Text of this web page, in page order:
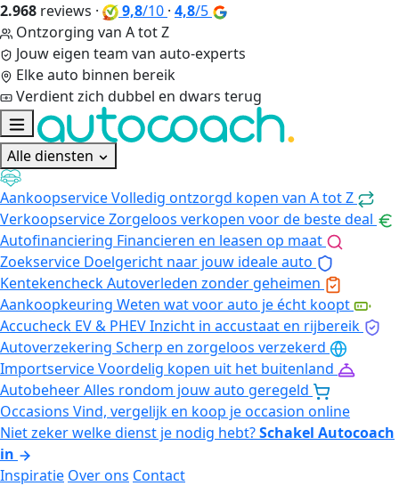
2.968 reviews · 9,8/10 · 4,8/5
Ontzorging van A tot Z
Jouw eigen team van auto-experts
Elke auto binnen bereik
Verdient zich dubbel en dwars terug
Alle diensten
AankoopserviceVolledig ontzorgd kopen van A tot Z
VerkoopserviceZorgeloos verkopen voor de beste deal
Autofinanciering Financieren en leasen op maat
Zoekservice Doelgericht naar jouw ideale auto
KentekencheckAutoverleden zonder geheimen
Aankoopkeuring Weten wat voor auto je écht koopt
Accucheck EV & PHEVInzicht in accustaat en rijbereik
Autoverzekering Scherp en zorgeloos verzekerd
ImportserviceVoordelig kopen uit het buitenland
AutobeheerAlles rondom jouw auto geregeld
Occasions Vind, vergelijk en koop je occasion online
Niet zeker welke dienst je nodig hebt?Schakel Autocoach
in
Inspiratie Over ons Contact